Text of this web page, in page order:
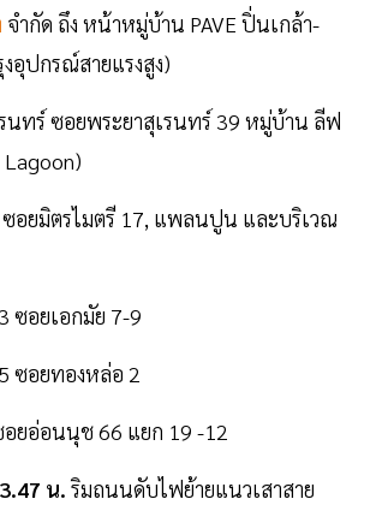
จำกัด ถึง หน้าหมู่บ้าน PAVE ปิ่นเกล้า-
อุปกรณ์สายแรงสูง)
นทร์ ซอยพระยาสุเรนทร์ 39 หมู่บ้าน ลีฟ
Lagoon)
อยมิตรไมตรี 17, แพลนปูน และบริเวณ
ซอยเอกมัย 7-9
ซอยทองหล่อ 2
ยอ่อนนุช 66 แยก 19 -12
น. ริมถนนดับไฟย้ายแนวเสาสาย